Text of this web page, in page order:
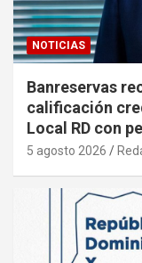
NOTICIAS
Banreservas
calificación
Local RD con
5 agosto 2026